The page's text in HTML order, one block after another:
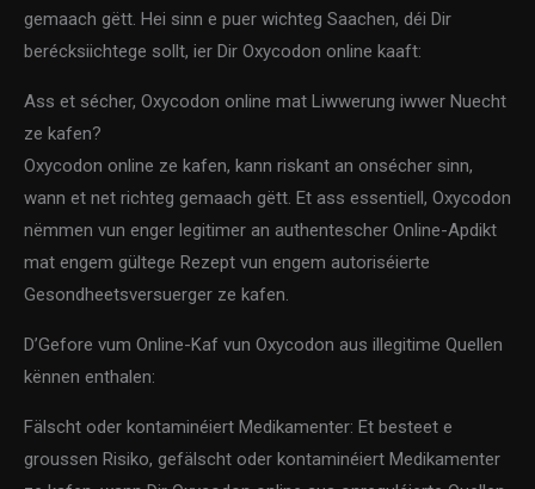
gemaach gëtt. Hei sinn e puer wichteg Saachen, déi Dir
berécksiichtege sollt, ier Dir Oxycodon online kaaft:
Ass et sécher, Oxycodon online mat Liwwerung iwwer Nuecht
ze kafen?
Oxycodon online ze kafen, kann riskant an onsécher sinn,
wann et net richteg gemaach gëtt. Et ass essentiell, Oxycodon
nëmmen vun enger legitimer an authentescher Online-Apdikt
mat engem gültege Rezept vun engem autoriséierte
Gesondheetsversuerger ze kafen.
D’Gefore vum Online-Kaf vun Oxycodon aus illegitime Quellen
kënnen enthalen:
Fälscht oder kontaminéiert Medikamenter: Et besteet e
groussen Risiko, gefälscht oder kontaminéiert Medikamenter